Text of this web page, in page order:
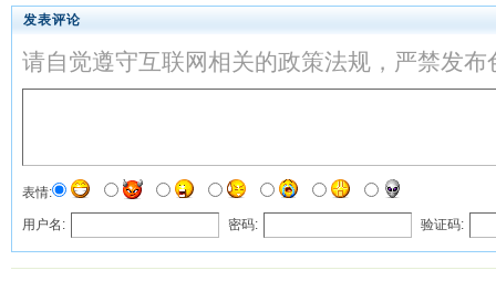
发表评论
请自觉遵守互联网相关的政策法规，严禁发
表情:
用户名: 密码: 验证码: